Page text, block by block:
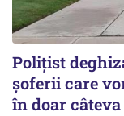
Polițist
șoferii care
în doar câteva